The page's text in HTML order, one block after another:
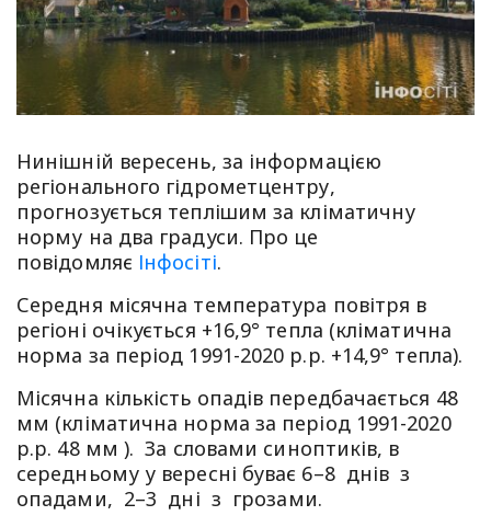
Нинішній вересень, за інформацією
регіонального гідрометцентру,
прогнозується теплішим за кліматичну
норму на два градуси. Про це
повідомляє Інфосіті.
Середня місячна температура повітря в
регіоні очікується +16,9° тепла (кліматична
норма за період 1991-2020 р.р. +14,9° тепла).
Місячна кількість опадів передбачається 48
мм (кліматична норма за період 1991-2020
р.р. 48 мм ). За словами синоптиків, в
середньому у вересні буває 6–8 днів з
опадами, 2–3 дні з грозами.